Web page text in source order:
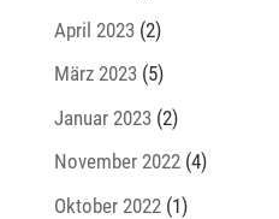
April 2023(2)
März 2023(5)
Januar 2023(2)
November 2022(4)
Oktober 2022(1)